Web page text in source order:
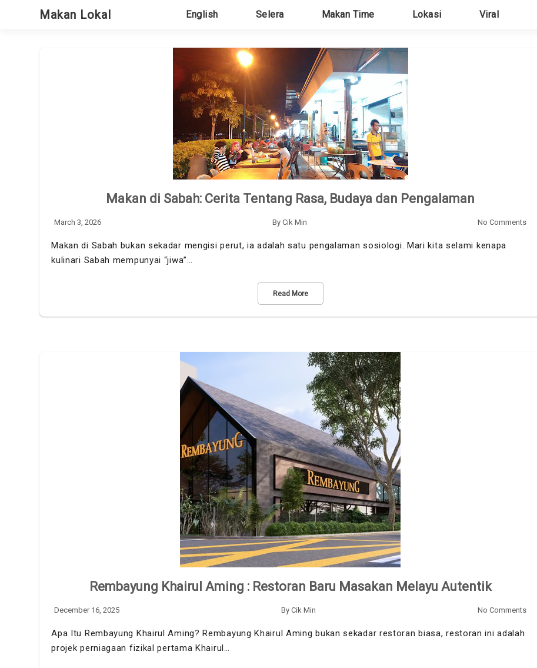
Makan Lokal English Selera Makan Time Lokasi Viral
Makan di Sabah: Cerita Tentang Rasa, Budaya dan Pengalaman
March 3, 2026 By Cik Min No Comments
Makan di Sabah bukan sekadar mengisi perut, ia adalah satu pengalaman sosiologi. Mari kita selami kenapa
kulinari Sabah mempunyai “jiwa”…
Read More
Rembayung Khairul Aming : Restoran Baru Masakan Melayu Autentik
December 16, 2025 ByCik Min No Comments
Apa Itu Rembayung Khairul Aming? Rembayung Khairul Aming bukan sekadar restoran biasa, restoran ini adalah
projek perniagaan fizikal pertama Khairul…